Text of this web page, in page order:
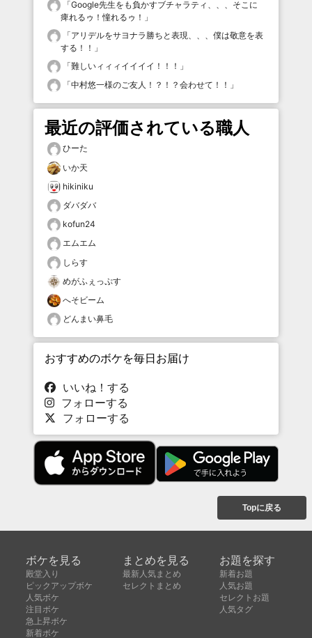
「Google先生をも負かすブチャラティ、、、そこに
痺れるゥ！憧れるゥ！ 」
「アリデルをサヨナラ勝ちと表現、、、僕は敬意を表
する！！ 」
「難しいィィィイイイイ！！！ 」
「中村悠一様のご友人！？！？会わせて！！ 」
最近の評価されている職人
ひーた
いか天
hikiniku
ダバダバ
kofun24
エムエム
しらす
めがふぇっぷす
へそビーム
どんまい鼻毛
おすすめのボケを毎日お届け
いいね！する
フォローする
フォローする
Topに戻る
ボケを見る
殿堂入り
ピックアップボケ
人気ボケ
注目ボケ
急上昇ボケ
新着ボケ
まとめを見る
最新人気まとめ
セレクトまとめ
お題を探す
新着お題
人気お題
セレクトお題
人気タグ